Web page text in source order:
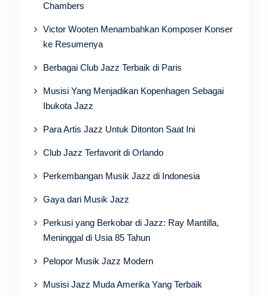
Chambers
Victor Wooten Menambahkan Komposer Konser
ke Resumenya
Berbagai Club Jazz Terbaik di Paris
Musisi Yang Menjadikan Kopenhagen Sebagai
Ibukota Jazz
Para Artis Jazz Untuk Ditonton Saat Ini
Club Jazz Terfavorit di Orlando
Perkembangan Musik Jazz di Indonesia
Gaya dari Musik Jazz
Perkusi yang Berkobar di Jazz: Ray Mantilla,
Meninggal di Usia 85 Tahun
Pelopor Musik Jazz Modern
Musisi Jazz Muda Amerika Yang Terbaik